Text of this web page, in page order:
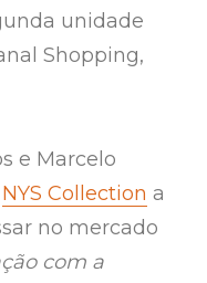
unidade
Shopping,
e Marcelo
NYS Collection a
no mercado
com a